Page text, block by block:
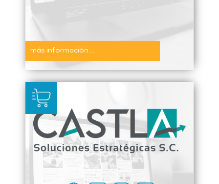
más información ...